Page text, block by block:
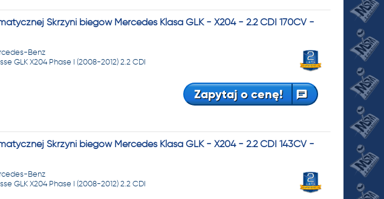
Skrzyni biegów Mercedes Klasa GLK - X204 - 2.2 CDI 170CV -
Benz
GLK X204 Phase I (2008-2012) 2.2 CDI
Zapytaj o cenę!
Skrzyni biegów Mercedes Klasa GLK - X204 - 2.2 CDI 143CV -
Benz
GLK X204 Phase I (2008-2012) 2.2 CDI